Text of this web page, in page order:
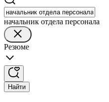
начальник отдела персонала
Резюме
Найти